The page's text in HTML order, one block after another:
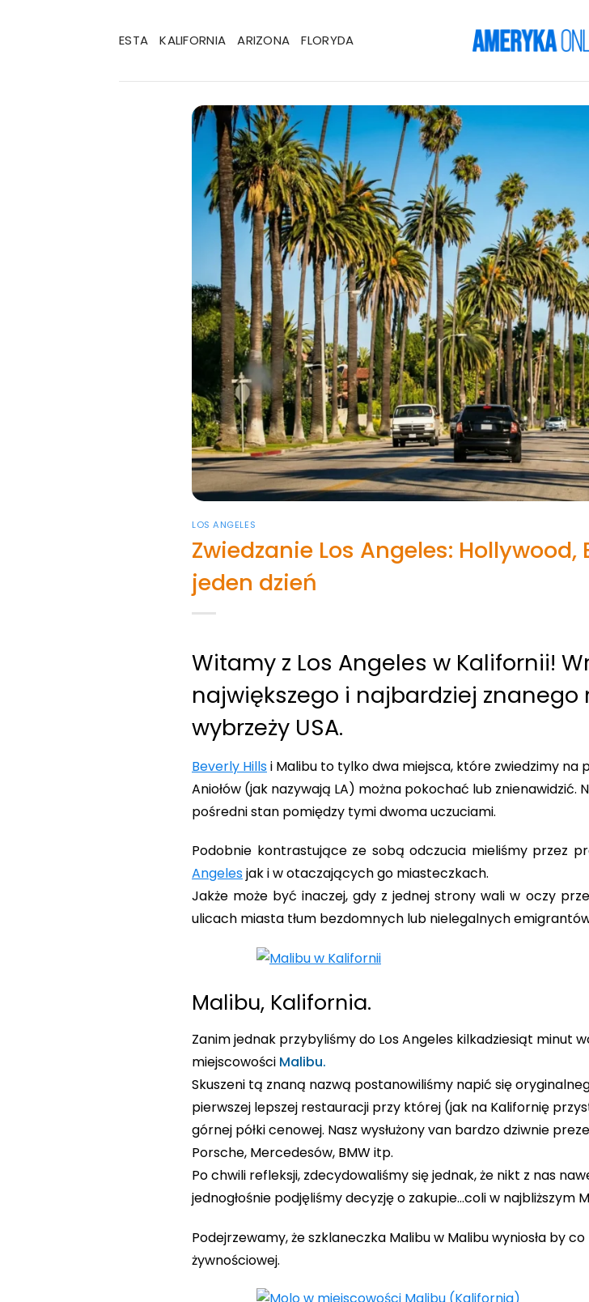
ESTA KALIFORNIA ARIZONA FLORYDA
LOS ANGELES
Zwiedzanie Los Angeles:
jeden dzień
Witamy z Los Angeles w Kalifornii!
największego i najbardziej
wybrzeży USA.
Beverly Hillsi Malibu to tylko dwa miejsca, które zwiedzimy na
Aniołów (jak nazywają LA) można pokochać lub znienawidzić.
pośredni stan pomiędzy tymi dwoma uczuciami.
Podobnie kontrastujące ze sobą odczucia mieliśmy przez
Angelesjak i w otaczających go miasteczkach.
Jakże może być inaczej, gdy z jednej strony wali w oczy
ulicach miasta tłum bezdomnych lub nielegalnych
Malibu, Kalifornia.
Zanim jednak przybyliśmy do Los Angeles kilkadziesiąt minut
miejscowości Malibu.
Skuszeni tą znaną nazwą postanowiliśmy napić się
pierwszej lepszej restauracji przy której (jak na Kalifornię
górnej półki cenowej. Nasz wysłużony van bardzo dziwnie
Porsche, Mercedesów, BMW itp.
Po chwili refleksji, zdecydowaliśmy się jednak, że nikt z nas
jednogłośnie podjęliśmy decyzję o zakupie…coli w najbliższym
Podejrzewamy, że szklaneczka Malibu w Malibu wyniosła by
żywnościowej.